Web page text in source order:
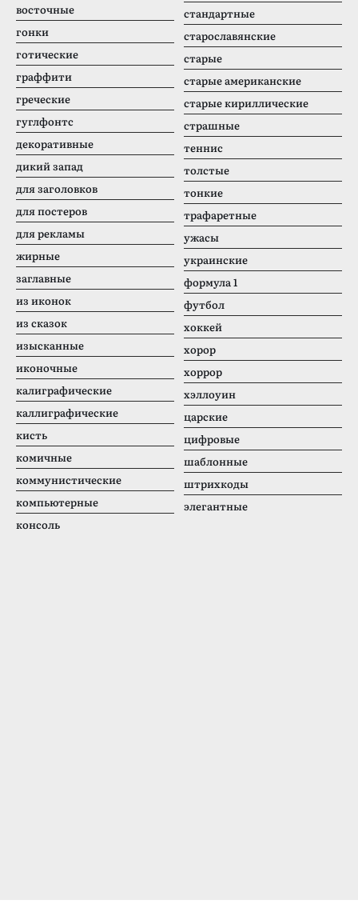
восточные
гонки
готические
граффити
греческие
гуглфонтс
декоративные
дикий запад
для заголовков
для постеров
для рекламы
жирные
заглавные
из иконок
из сказок
изысканные
иконочные
калиграфические
каллиграфические
кисть
комичные
коммунистические
компьютерные
консоль
стандартные
старославянские
старые
старые американские
старые кириллические
страшные
теннис
толстые
тонкие
трафаретные
ужасы
украинские
формула 1
футбол
хоккей
хорор
хоррор
хэллоуин
царские
цифровые
шаблонные
штрихкоды
элегантные